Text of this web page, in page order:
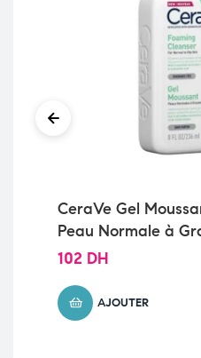
CeraVe Gel
Peau Normale à
102 DH
AJOUTER